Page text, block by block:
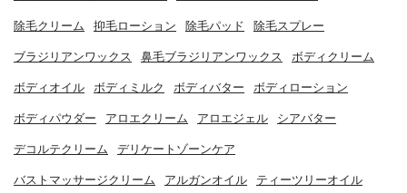
除毛クリーム 抑毛ローション 除毛パッド 除毛スプレー
ブラジリアンワックス 鼻毛ブラジリアンワックス ボディクリーム
ボディオイル ボディミルク ボディバター ボディローション
ボディパウダー アロエクリーム アロエジェル シアバター
デコルテクリーム デリケートゾーンケア
バストマッサージクリーム アルガンオイル ティーツリーオイル